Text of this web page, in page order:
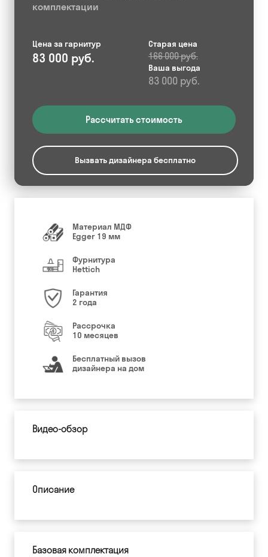
комплектации
Цена за гарнитур
83 000 руб.
Старая цена
166 000 руб.
Ваша выгода
83 000 руб.
Рассчитать стоимость
Вызвать дизайнера бесплатно
Материал МДФ
Egger 19 мм
Фурнитура
Hettich
Гарантия
2 года
Рассрочка
10 месяцев
Бесплатный вызов
дизайнера на дом
Видео-обзор
Описание
Базовая комплектация